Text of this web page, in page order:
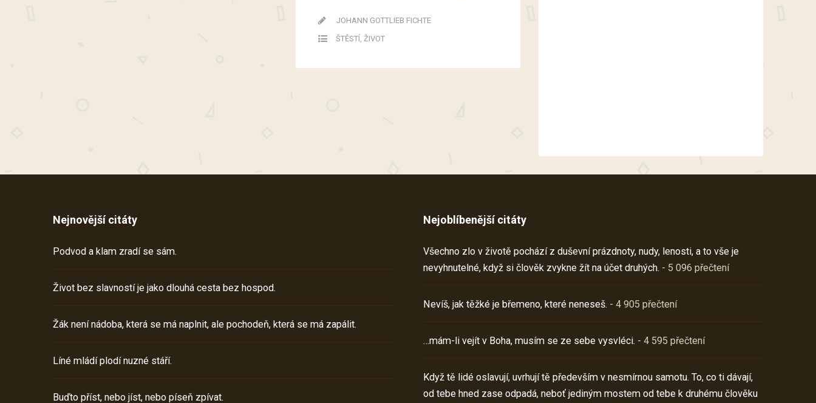
JOHANN GOTTLIEB FICHTE
ŠTĚSTÍ ŽIVOT
Nejnovější citáty
Podvod a klam zradí se sám.
Život bez slavností je jako dlouhá cesta bez hospod.
Žák není nádoba, která se má naplnit, ale pochodeň, která se má zapálit.
Líné mládí plodí nuzné stáří.
Buďto příst, nebo jíst, nebo píseň zpívat.
Nejoblíbenější citáty
Všechno zlo v životě pochází z duševní prázdnoty, nudy, lenosti, a to vše je
nevyhnutelné, když si člověk zvykne žít na účet druhých. - 5 096 přečtení
Nevíš, jak těžké je břemeno, které neneseš. - 4 905 přečtení
…mám-li vejít v Boha, musím se ze sebe vysvléci. - 4 595 přečtení
Když tě lidé oslavují, uvrhují tě především v nesmírnou samotu. To, co ti dávají,
od tebe hned zase odpadá, neboť jediným mostem od tebe k druhému člověku